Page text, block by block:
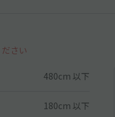
さい
480cm 以下
180cm 以下